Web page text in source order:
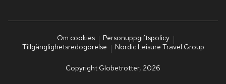
Om cookies
Personuppgiftspolicy
Tillgänglighetsredogörelse
Nordic Leisure Travel Group
Copyright Globetrotter, 2026